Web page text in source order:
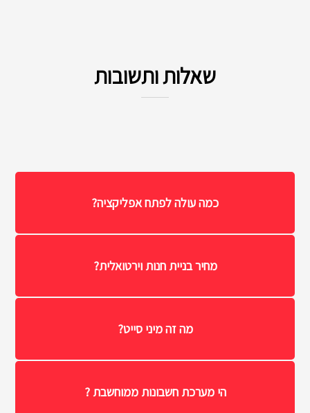
שאלות ותשובות
כמה עולה לפתח אפליקציה?
מחיר בניית חנות וירטואלית?
מה זה מיני סייט?
הי מערכת חשבונות ממוחשבת ?